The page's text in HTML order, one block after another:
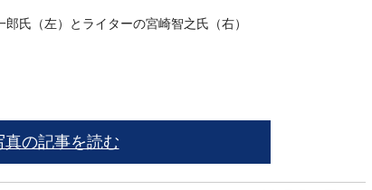
氏（左）とライターの宮崎智之氏（右）
真の記事を読む